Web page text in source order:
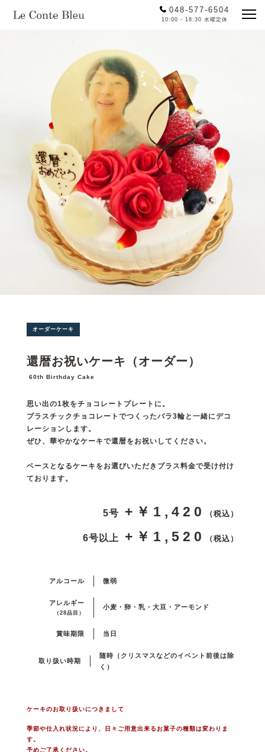
048-577-6504
10:00 - 18:30 水曜定休
オーダーケーキ
還暦お祝いケーキ（オーダー）
60th Birthday Cake
思い出の1枚をチョコレートプレートに。
プラスチックチョコレートでつくったバラ3輪と一緒にデコ
レーションします。
ぜひ、華やかなケーキで還暦をお祝いしてください。
ベースとなるケーキをお選びいただきプラス料金で受け付け
ております。
5号 +￥1,420 （税込）
6号以上 +￥1,520 （税込）
アルコール 微弱
アレルギー
（28品目）
小麦・卵・乳・大豆・アーモンド
賞味期限 当日
取り扱い時期
随時（クリスマスなどのイベント前後は除
く）
ケーキのお取り扱いにつきまして
季節や仕入れ状況により、日々ご用意出来るお菓子の種類は変わりま
す。
予めご了承ください。